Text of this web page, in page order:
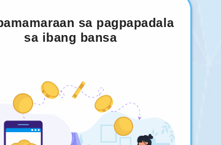
sa pagpapadala
sa ibang bansa